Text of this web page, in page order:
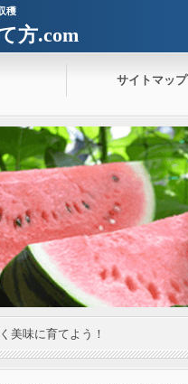
穫
方.com
サイトマップ
美味に育てよう！